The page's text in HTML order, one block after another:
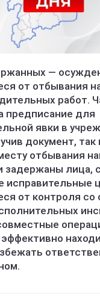
—
от отбывания
работ.
предписание для
явки в
документ, так
отбывания
задержаны лица,
исправительные
от контроля со